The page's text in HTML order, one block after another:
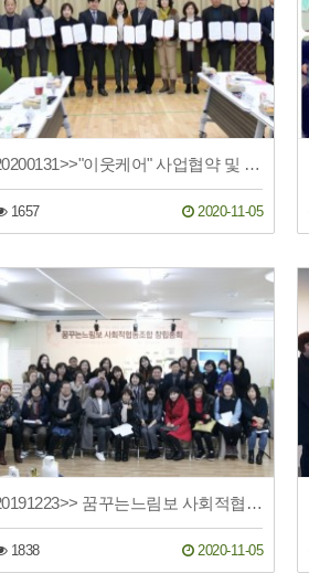
20200131>>"이웃케어" 사업협약 및 발대식
1657 2020-11-05
20191223>> 꿈꾸는느림보 사회적협동조합 창립총회
1838 2020-11-05